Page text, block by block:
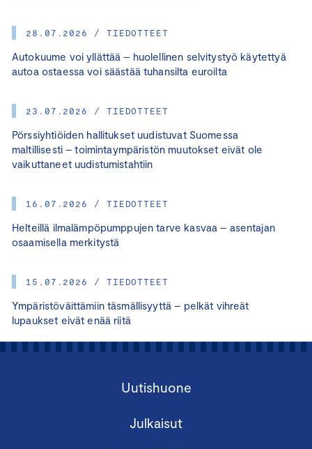
28.07.2026 / TIEDOTTEET
Autokuume voi yllättää – huolellinen selvitystyö käytettyä
autoa ostaessa voi säästää tuhansilta euroilta
23.07.2026 / TIEDOTTEET
Pörssiyhtiöiden hallitukset uudistuvat Suomessa
maltillisesti – toimintaympäristön muutokset eivät ole
vaikuttaneet uudistumistahtiin
16.07.2026 / TIEDOTTEET
Helteillä ilmalämpöpumppujen tarve kasvaa – asentajan
osaamisella merkitystä
15.07.2026 / TIEDOTTEET
Ympäristöväittämiin täsmällisyyttä – pelkät vihreät
lupaukset eivät enää riitä
Uutishuone
Julkaisut